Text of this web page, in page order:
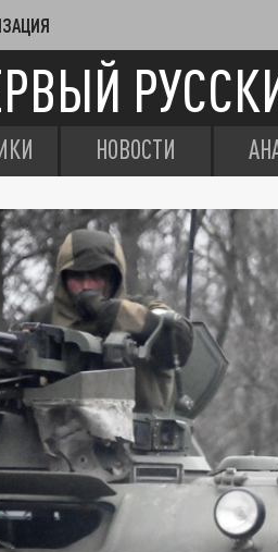
НОВОСТИ